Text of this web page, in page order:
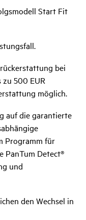
Start Fit
bei
500 EUR
möglich.
auf die garantierte
Programm für
PanTum Detect®
und
den Wechsel in